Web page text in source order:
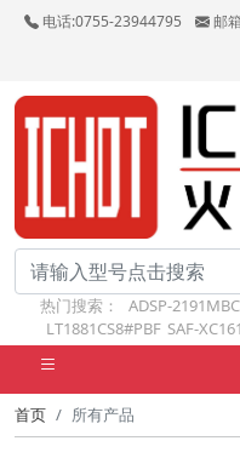
电话:0755-23944795
邮
热门搜索： ADSP-
LT1881CS8#PBF SAF-
首页 所有产品